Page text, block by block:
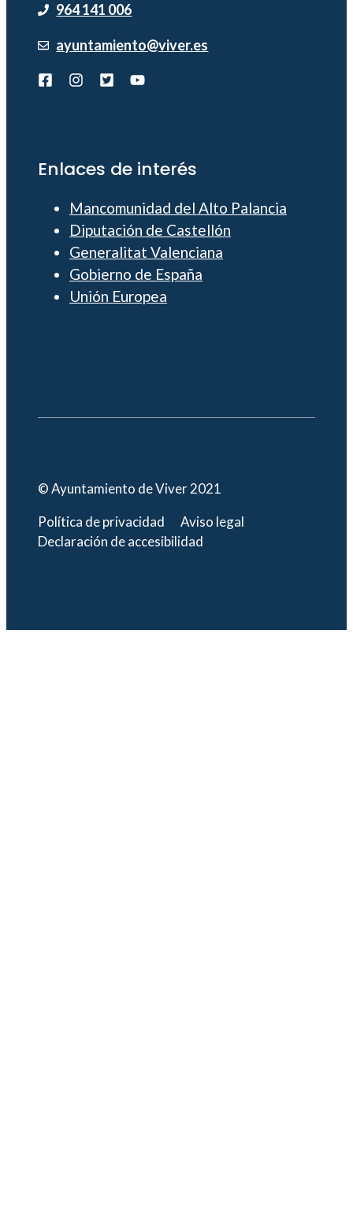
964 141 006
ayuntamiento@viver.es
Enlaces de interés
Mancomunidad del Alto Palancia
Diputación de Castellón
Generalitat Valenciana
Gobierno de España
Unión Europea
© Ayuntamiento de Viver 2021
Política de privacidad
Aviso legal
Declaración de accesibilidad